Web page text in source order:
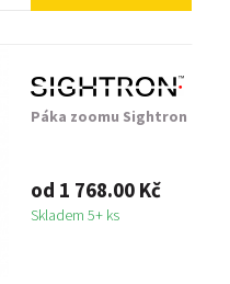
Páka zoomu Sightron
od 1 768.00 Kč
Skladem 5+ ks